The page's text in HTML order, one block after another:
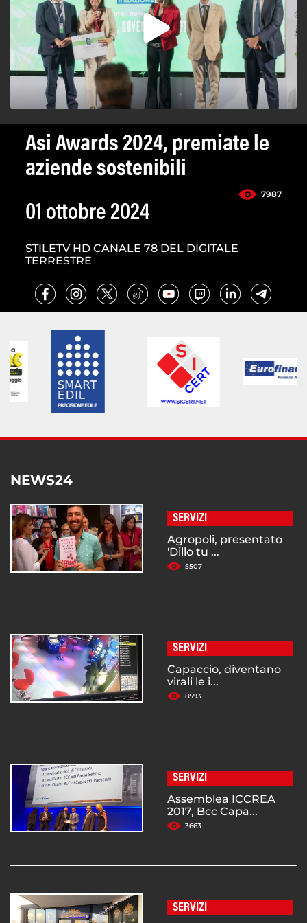
Asi Awards 2024, premiate le
aziende sostenibili
7987
01 ottobre 2024
STILETV HD CANALE 78 DEL DIGITALE
TERRESTRE
NEWS24
SERVIZI
Agropoli, presentato
'Dillo tu ...
5507
SERVIZI
Capaccio, diventano
virali le i...
8593
SERVIZI
Assemblea ICCREA
2017, Bcc Capa...
3663
SERVIZI